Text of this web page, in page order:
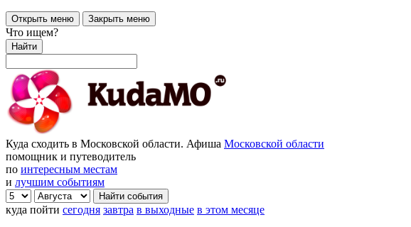
Открыть меню Закрыть меню
Что ищем?
Найти
Куда сходить в Московской области. Афиша Московской области
помощник и путеводитель
по интересным местам
и лучшим событиям
куда пойти сегодня завтра в выходные в этом месяце